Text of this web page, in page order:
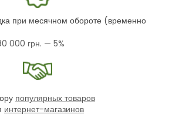
при месячном обороте (временно
000 грн. — 5%
популярных товаров
интернет-магазинов